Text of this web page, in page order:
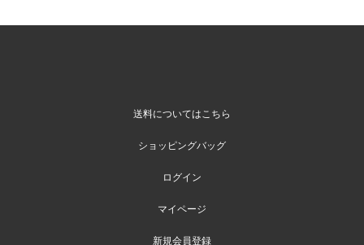
送料についてはこちら
ショッピングバッグ
ログイン
マイページ
新規会員登録